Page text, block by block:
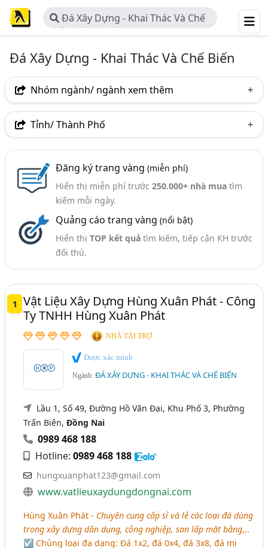
Đá Xây Dựng - Khai Thác Và Chế
Biến
Đá Xây Dựng - Khai Thác Và Chế Biến
Nhóm ngành/ ngành xem thêm
Ngành nghề
Ngành xem thêm
Vật Liệu Xây Dựng (3343)
Tỉnh/ Thành Phố
Bình Dương
Tp. Đà Nẵng
TP. Hải Phòng
An Giang
Bình Phước
Hòa Bình
Khánh Hòa
Lạng Sơn
Nam Định Nghệ An
Phú Yên
Quảng Ninh
Quảng Trị
Sơn La
Thái Nguyên
Thanh Hóa
Thừa Thiên Huế
Bình Định
Gia Lai Hà Nam
Kiên Giang
Kon Tum Long An
Ninh Thuận
Quảng Nam
Yên Bái
Đăng ký trang vàng (miễn phí)
Hiển thị miễn phí trước 250.000+ nhà muatìm
kiếm mỗi ngày.
Quảng cáo trang vàng (nổi bật)
Hiển thị TOP kết quảtìm kiếm, tiếp cận KH trước
đối thủ.
1
Vật Liệu Xây Dựng Hùng Xuân Phát - Công
Ty TNHH Hùng Xuân Phát
NHÀ TÀI TRỢ
Được xác minh
Ngành:ĐÁ XÂY DỰNG - KHAI THÁC VÀ CHẾ BIẾN
Lầu 1, Số 49, Đường Hồ Văn Đại, Khu Phố 3, Phường
Trấn Biên,Đồng Nai
0989 468 188
Hotline:0989 468 188
hungxuanphat123@gmail.com
www.vatlieuxaydungdongnai.com
Hùng Xuân Phát - Chuyên cung cấp sỉ và lẻ các loại đá dùng
trong xây dựng dân dụng, công nghiệp, san lấp mặt bằng,..
☑ Chủng loại đa dạng: Đá 1x2, đá 0x4, đá 3x8, đá mi